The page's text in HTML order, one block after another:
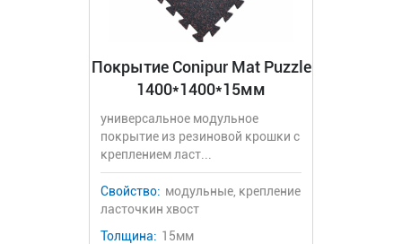
Покрытие Conipur Mat Puzzle
1400*1400*15мм
универсальное модульное
покрытие из резиновой крошки с
креплением ласт...
Свойство: модульные, крепление
ласточкин хвост
Толщина: 15мм